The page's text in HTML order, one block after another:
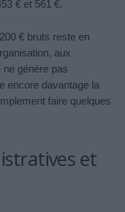
€ et 561 €.
€ bruts reste en
aux
ne génère pas
encore davantage la
faire quelques
et